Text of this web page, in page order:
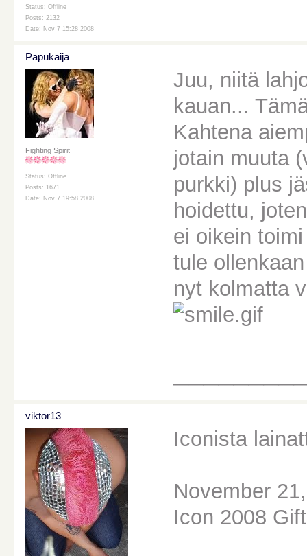
Status: Offline
Posts: 2132
Date: Nov 7 15:28 2008
Papukaija
Fighting Spirit
Status: Offline
Posts: 1671
Date: Nov 7 19:58 2008
Juu, niitä
kauan...
Kahtena
jotain muuta
purkki) plus
hoidettu,
ei oikein
tule
nyt kolmatta
viktor13
Iconista
November
Icon 2008